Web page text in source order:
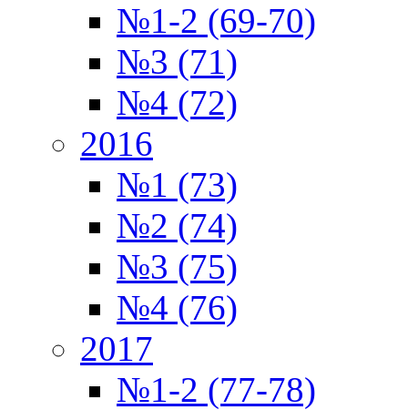
№1-2 (69-70)
№3 (71)
№4 (72)
2016
№1 (73)
№2 (74)
№3 (75)
№4 (76)
2017
№1-2 (77-78)